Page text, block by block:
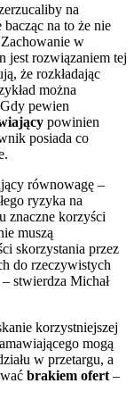
na
na to że nie
w
jest rozwiązaniem tej
że rozkładając
można
pewien
powinien
posiada co
równowagę –
ryzyka na
znaczne korzyści
muszą
skorzystania przez
do rzeczywistych
stwierdza Michał
korzystniejszej
mogą
w przetargu, a
brakiem ofert –